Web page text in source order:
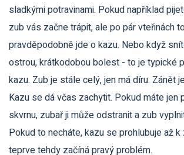
sladkými potravinami. Pokud například
zub vás začne trápit, ale po pár vteřinách
pravděpodobně jde o kazu. Nebo když
ostrou, krátkodobou bolest - to je typické
kazu. Zub je stále celý, jen má díru. Zánět
Kazu se dá včas zachytit. Pokud máte jen
skvrnu, zubař ji může odstranit a zub
Pokud to necháte, kazu se prohlubuje až k
teprve tehdy začíná pravý problém.